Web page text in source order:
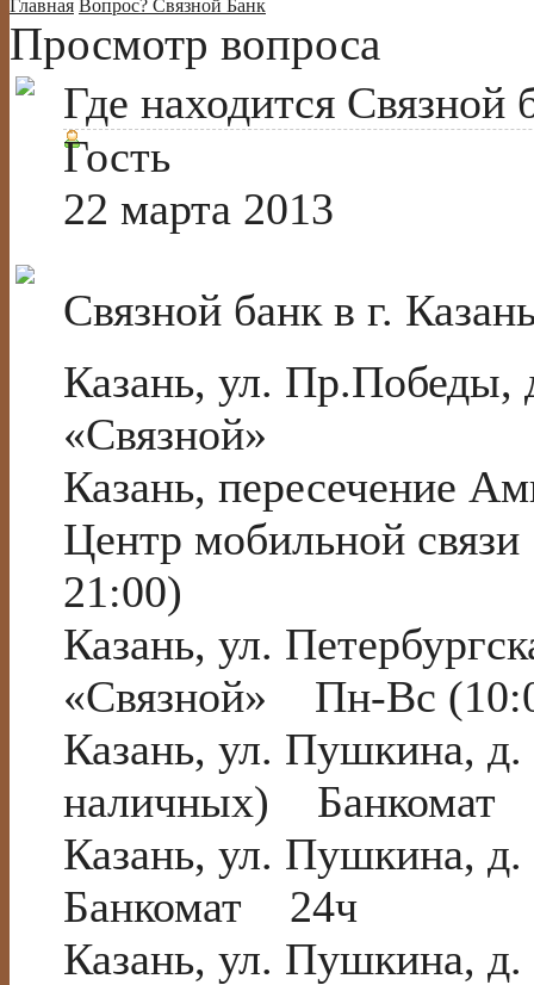
Главная Вопрос? Связной Банк
Просмотр вопроса
Где находится Связной
Гость
22 марта 2013
Связной банк в г.
Казань, ул.
«Связной»
Казань, пересечение
Центр мобильной
21:00)
Казань, ул.
«Связной» Пн-Вс
Казань, ул. Пушкина, д.
наличных) Банкомат
Казань, ул. Пушкина,
Банкомат 24ч
Казань, ул. Пушкина,